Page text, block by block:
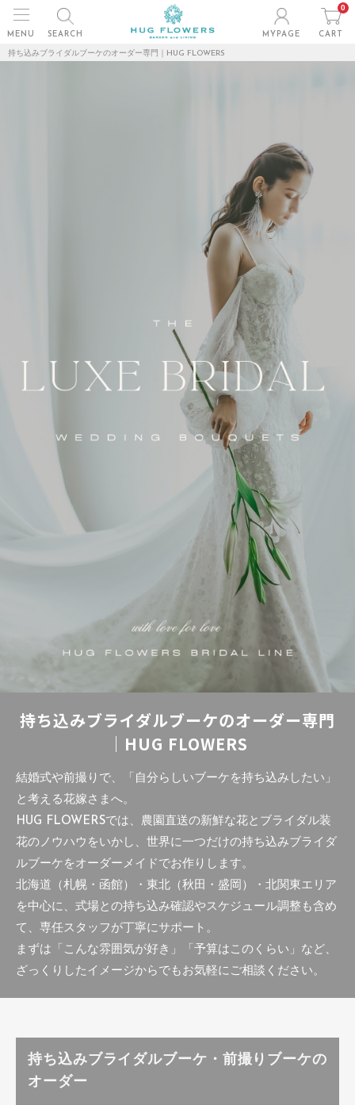
MENU SEARCH MYPAGE
0
CART
持ち込みブライダルブーケのオーダー専門｜HUG FLOWERS
持ち込みブライダルブーケのオーダー専門
｜HUG FLOWERS
結婚式や前撮りで、「自分らしいブーケを持ち込みしたい」
と考える花嫁さまへ。
HUG FLOWERSでは、農園直送の新鮮な花とブライダル装
花のノウハウをいかし、世界に一つだけの持ち込みブライダ
ルブーケをオーダーメイドでお作りします。
北海道（札幌・函館）・東北（秋田・盛岡）・北関東エリア
を中心に、式場との持ち込み確認やスケジュール調整も含め
て、専任スタッフが丁寧にサポート。
まずは「こんな雰囲気が好き」「予算はこのくらい」など、
ざっくりしたイメージからでもお気軽にご相談ください。
持ち込みブライダルブーケ・前撮りブーケの
オーダー